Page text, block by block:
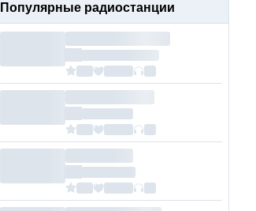
Популярные радиостанции